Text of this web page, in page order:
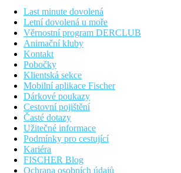
Popis hotelu
Vše v hotelu Vantaris Beach:
vstupní hala s recepcí
restaurace
lobby bar
bar na pláži
minimarket
vnitřní bazén (vyhřívaný v květnu a
venkovní bazén (lehátka, slunečníky
Popis pláže
písčitá
lehátka a slunečníky za poplatek,
Strava
Last minute dovolená
Letní dovolená u moře
Věrnostní program DERCLUB
Animační kluby
Kontakt
Pobočky
Klientská sekce
Mobilní aplikace Fischer
Dárkové poukazy
Cestovní pojištění
Časté dotazy
Užitečné informace
Podmínky pro cestující
Kariéra
FISCHER Blog
Ochrana osobních údajů